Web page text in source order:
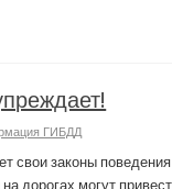
ГИБДД
свои законы
дорогах могут